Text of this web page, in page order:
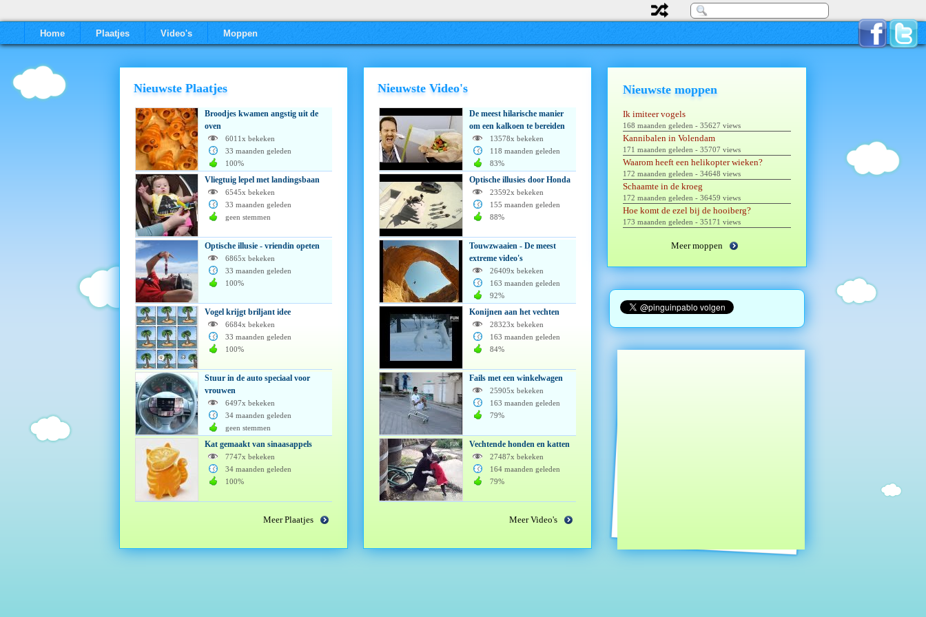
Home Plaatjes Video's Moppen
Nieuwste Plaatjes
Broodjes kwamen angstig uit de
oven
6011x bekeken
33 maanden geleden
100%
Vliegtuig lepel met landingsbaan
6545x bekeken
33 maanden geleden
geen stemmen
Optische illusie - vriendin opeten
6865x bekeken
33 maanden geleden
100%
Vogel krijgt briljant idee
6684x bekeken
33 maanden geleden
100%
Stuur in de auto speciaal voor
vrouwen
6497x bekeken
34 maanden geleden
geen stemmen
Kat gemaakt van sinaasappels
7747x bekeken
34 maanden geleden
100%
Meer Plaatjes
Nieuwste Video's
De meest hilarische manier
om een kalkoen te bereiden
13578x bekeken
118 maanden geleden
83%
Optische illusies door Honda
23592x bekeken
155 maanden geleden
88%
Touwzwaaien - De meest
extreme video's
26409x bekeken
163 maanden geleden
92%
Konijnen aan het vechten
28323x bekeken
163 maanden geleden
84%
Fails met een winkelwagen
25905x bekeken
163 maanden geleden
79%
Vechtende honden en katten
27487x bekeken
164 maanden geleden
79%
Meer Video's
Nieuwste moppen
Ik imiteer vogels
168 maanden geleden - 35627 views
Kannibalen in Volendam
171 maanden geleden - 35707 views
Waarom heeft een helikopter wieken?
172 maanden geleden - 34648 views
Schaamte in de kroeg
172 maanden geleden - 36459 views
Hoe komt de ezel bij de hooiberg?
173 maanden geleden - 35171 views
Meer moppen